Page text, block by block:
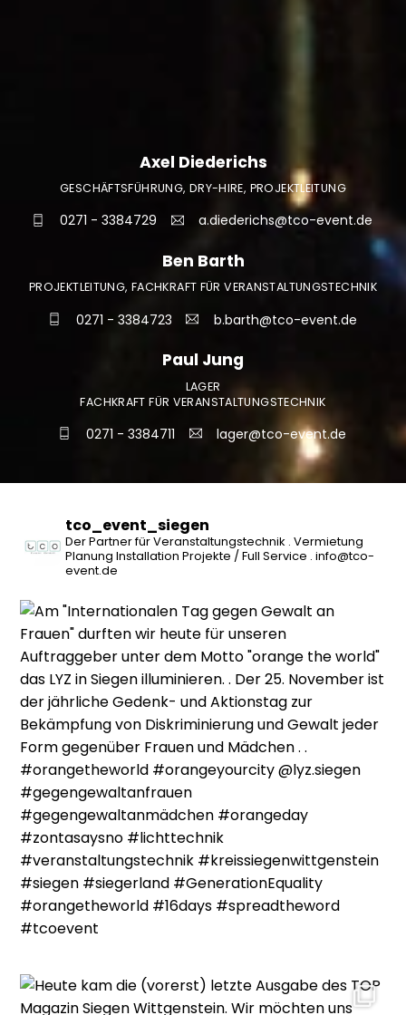
Axel Diederichs
GESCHÄFTSFÜHRUNG, DRY-HIRE, PROJEKTLEITUNG
0271 - 3384729 a.diederichs@tco-event.de
Ben Barth
PROJEKTLEITUNG, FACHKRAFT FÜR VERANSTALTUNGSTECHNIK
0271 - 3384723 b.barth@tco-event.de
Paul Jung
LAGER
FACHKRAFT FÜR VERANSTALTUNGSTECHNIK
0271 - 3384711 lager@tco-event.de
tco_event_siegen
Der Partner für Veranstaltungstechnik . Vermietung
Planung Installation Projekte / Full Service . info@tco-
event.de